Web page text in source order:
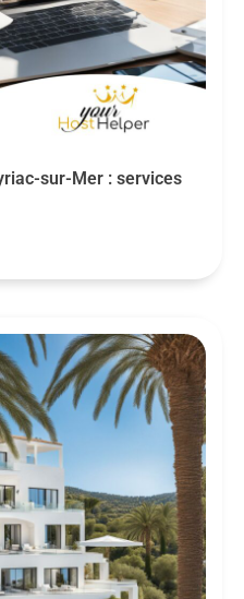
sur-Mer : services